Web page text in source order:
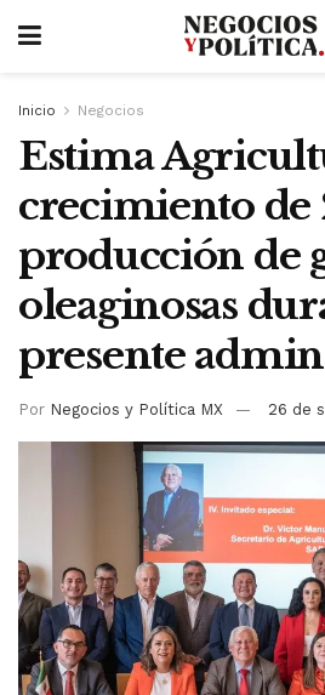
Inicio Negocios
Estima
crecimiento de
producción de
oleaginosas
presente
Por Negocios y Política MX 26 de